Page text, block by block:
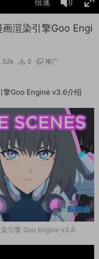
倍速
渲染引擎Goo Engi
0 推广
擎Goo Engine v3.6介绍
引擎 Goo Engine v3.6